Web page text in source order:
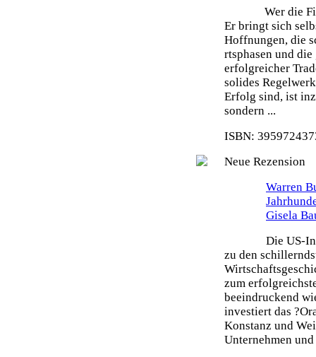
Wer die
Er bringt sich
Hoffnungen, die
rtsphasen und
erfolgreicher
solides
Erfolg sind, ist
sondern ...
ISBN:
Neue Rezension
Warren
Gisela
Die US-
zu den
zum
beeindruckend
investiert das
Konstanz und
Unternehmen